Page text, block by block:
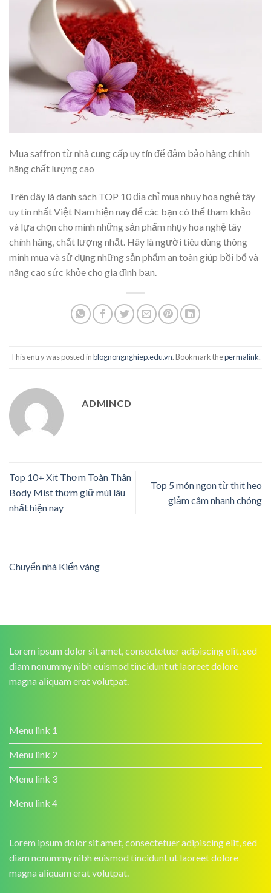
Mua saffron từ nhà cung cấp uy tín để đảm bảo hàng chính
hãng chất lượng cao
Trên đây là danh sách TOP 10 địa chỉ mua nhụy hoa nghệ tây
uy tín nhất Việt Nam hiện nay để các bạn có thể tham khảo
và lựa chọn cho mình những sản phẩm nhụy hoa nghệ tây
chính hãng, chất lượng nhất. Hãy là người tiêu dùng thông
minh mua và sử dụng những sản phẩm an toàn giúp bồi bổ và
nâng cao sức khỏe cho gia đình bạn.
This entry was posted inblognongnghiep.edu.vn. Bookmark thepermalink.
ADMINCD
Top 10+ Xịt Thơm Toàn Thân
Body Mist thơm giữ mùi lâu
nhất hiện nay
Top 5 món ngon từ thịt heo
giảm câm nhanh chóng
Chuyển nhà Kiến vàng
Lorem ipsum dolor sit amet, consectetuer adipiscing elit, sed
diam nonummy nibh euismod tincidunt ut laoreet dolore
magna aliquam erat volutpat.
Menu link 1
Menu link 2
Menu link 3
Menu link 4
Lorem ipsum dolor sit amet, consectetuer adipiscing elit, sed
diam nonummy nibh euismod tincidunt ut laoreet dolore
magna aliquam erat volutpat.